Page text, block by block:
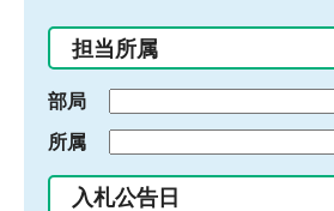
入
力
担当所属
部局
所属
入札公告日